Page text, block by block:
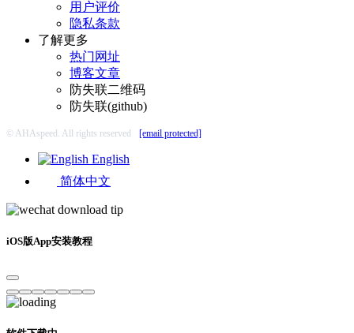
用户评价
隐私条款
了解更多
热门网址
博客文章
防失联二维码
防失联(github)
© AHAspeed. All rights reserved [email protected]
English
简体中文
iOS版App安装教程